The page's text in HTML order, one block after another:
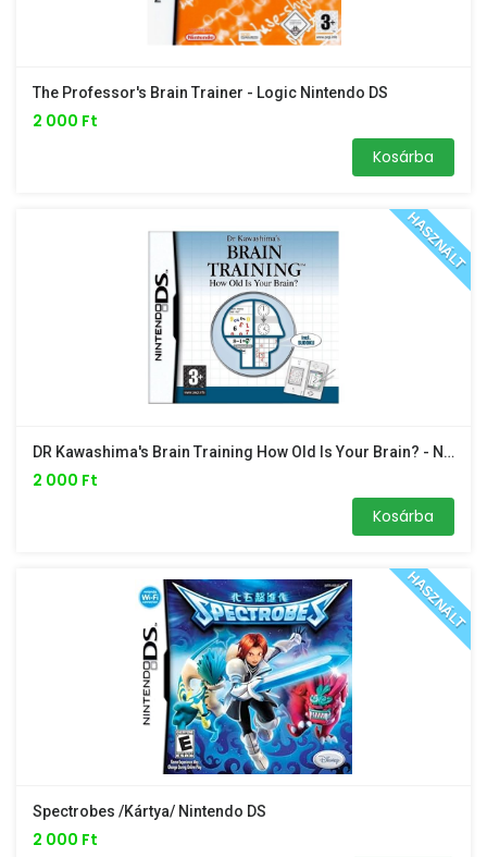
The Professor's Brain Trainer - Logic Nintendo DS
2 000 Ft
Kosárba
HASZNÁLT
DR Kawashima's Brain Training How Old Is Your Brain? - Nintendo DS
2 000 Ft
Kosárba
HASZNÁLT
Spectrobes /kártya/ Nintendo DS
2 000 Ft